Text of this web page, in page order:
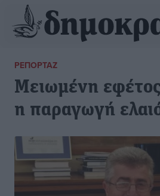
ΡΕΠΟΡΤΆΖ
Μειωμένη
η παραγωγή